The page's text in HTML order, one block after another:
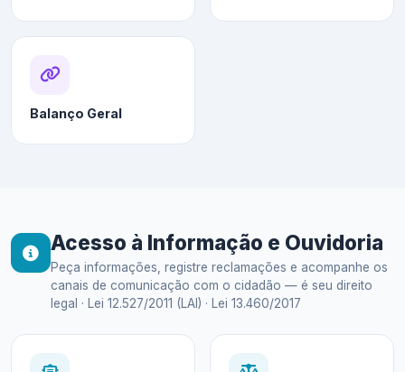
Balanço Geral
Acesso à Informação e Ouvidoria
Peça informações, registre reclamações e acompanhe os
canais de comunicação com o cidadão — é seu direito
legal · Lei 12.527/2011 (LAI) · Lei 13.460/2017